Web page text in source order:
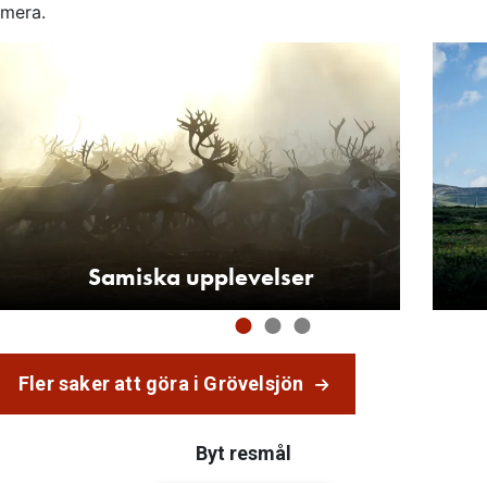
mera.
Samiska upplevelser
Fler saker att göra i Grövelsjön
Byt resmål